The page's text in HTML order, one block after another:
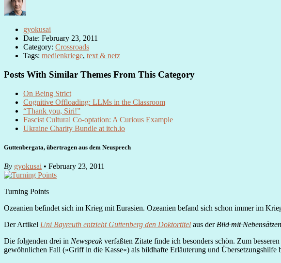
gyokusai
Date: February 23, 2011
Category: Crossroads
Tags: medienkriege, text & netz
Posts With Similar Themes From This Category
On Being Strict
Cognitive Offloading: LLMs in the Classroom
“Thank you, Siri!”
Fascist Cultural Co-optation: A Curious Example
Ukraine Charity Bundle at itch.io
Guttenbergata, übertragen aus dem Neusprech
By gyokusai • February 23, 2011
Turning Points
Ozeanien befindet sich im Krieg mit Eurasien. Ozeanien befand sich schon immer im
Der Artikel Uni Bayreuth entzieht Guttenberg den Doktortitel aus derBild mit Nebensätzen
Die folgenden drei in Newspeakverfaßten Zitate finde ich besonders schön. Zum
gewöhnlichen Fall (»Griff in die Kasse«) als bildhafte Erläuterung und Übersetzungshilfe